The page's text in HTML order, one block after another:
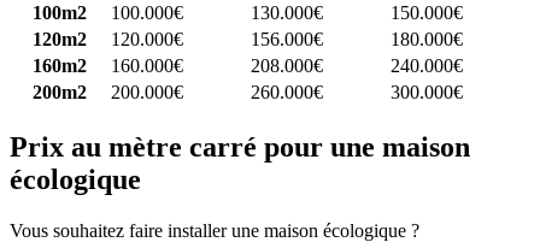
100m2
100.000€ 130.000€
150.000€
120m2
120.000€ 156.000€
180.000€
160m2
160.000€ 208.000€
240.000€
200m2
200.000€ 260.000€ 300.000€
Prix au mètre carré pour une maison
écologique
Vous souhaitez faire installer une maison écologique ?